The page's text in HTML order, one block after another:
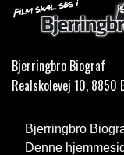
Bjerringbro
Denne
Bjerringbro Biograf
Realskolevej 10, 8850
Telefon:35 11 59 59
Email: